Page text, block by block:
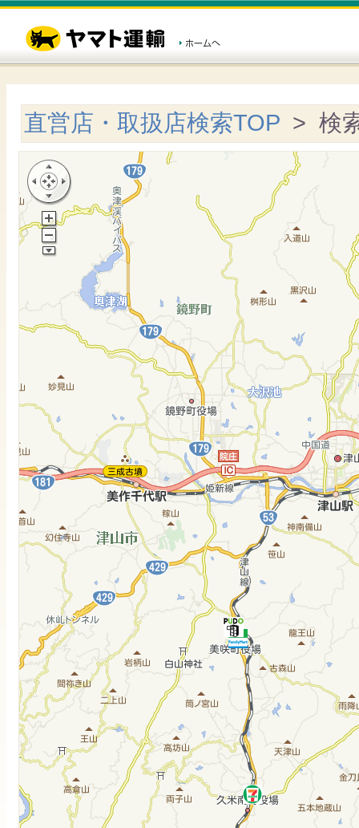
直営店・取扱店検索TOP > 検